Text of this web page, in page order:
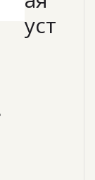
уст